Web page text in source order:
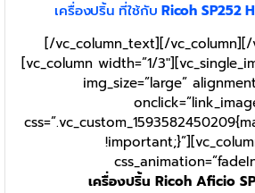
เครื่องปริ้น ที่ใช้กับRicoh SP252
[/vc_column_text][/vc_column][/
[vc_column width=”1/
img_size=”large”
เครื่องปริ้น Ricoh Aficio